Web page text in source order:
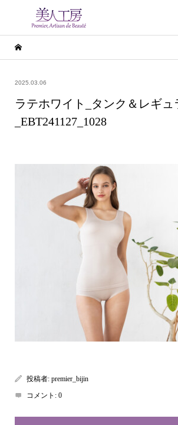
2025.03.06
ラテホワイト_タンク＆レギュ
_EBT241127_1028
投稿者: premier_bijin
コメント: 0